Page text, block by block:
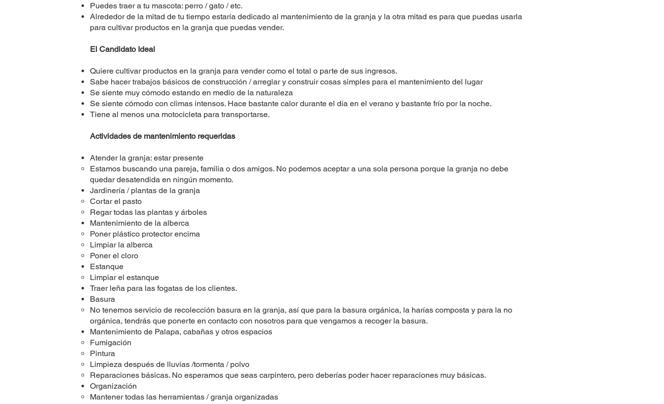
Puedes traer a tu mascota: perro / gato / etc.
Alrededor de la mitad de tu tiempo estaría dedicado al mantenimiento de la granja y la otra mitad es para que puedas usarla
para cultivar productos en la granja que puedas vender.
El Candidato Ideal
Quiere cultivar productos en la granja para vender como el total o parte de sus ingresos.
Sabe hacer trabajos básicos de construcción / arreglar y construir cosas simples para el mantenimiento del lugar
Se siente muy cómodo estando en medio de la naturaleza
Se siente cómodo con climas intensos. Hace bastante calor durante el día en el verano y bastante frío por la noche.
Tiene al menos una motocicleta para transportarse.
Actividades de mantenimiento requeridas
Atender la granja: estar presente
Estamos buscando una pareja, familia o dos amigos. No podemos aceptar a una sola persona porque la granja no debe
quedar desatendida en ningún momento.
Jardinería / plantas de la granja
Cortar el pasto
Regar todas las plantas y árboles
Mantenimiento de la alberca
Poner plástico protector encima
Limpiar la alberca
Poner el cloro
Estanque
Limpiar el estanque
Traer leña para las fogatas de los clientes.
Basura
No tenemos servicio de recolección basura en la granja, así que para la basura orgánica, la harías composta y para la no
orgánica, tendrás que ponerte en contacto con nosotros para que vengamos a recoger la basura.
Mantenimiento de Palapa, cabañas y otros espacios
Fumigación
Pintura
Limpieza después de lluvias /tormenta / polvo
Reparaciones básicas. No esperamos que seas carpintero, pero deberías poder hacer reparaciones muy básicas.
Organización
Mantener todas las herramientas / granja organizadas